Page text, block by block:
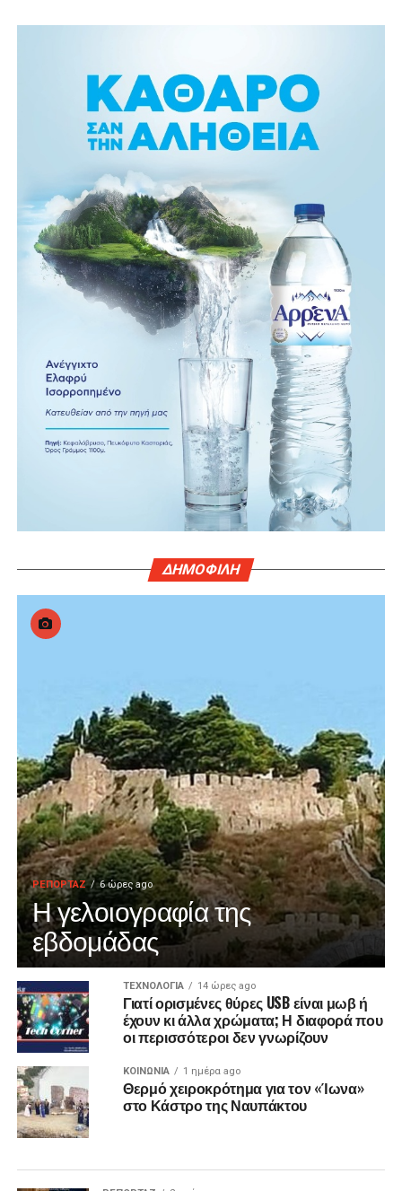
ΔΗΜΟΦΙΛΗ
ΡΕΠΟΡΤΑΖ 6 ώρες ago
Η γελοιογραφία της
εβδομάδας
ΤΕΧΝΟΛΟΓΙΑ 14 ώρες ago
Γιατί ορισμένες θύρες USB είναι μωβ ή
έχουν κι άλλα χρώματα; Η διαφορά που
οι περισσότεροι δεν γνωρίζουν
ΚΟΙΝΩΝΙΑ 1 ημέρα ago
Θερμό χειροκρότημα για τον «Ίωνα»
στο Κάστρο της Ναυπάκτου